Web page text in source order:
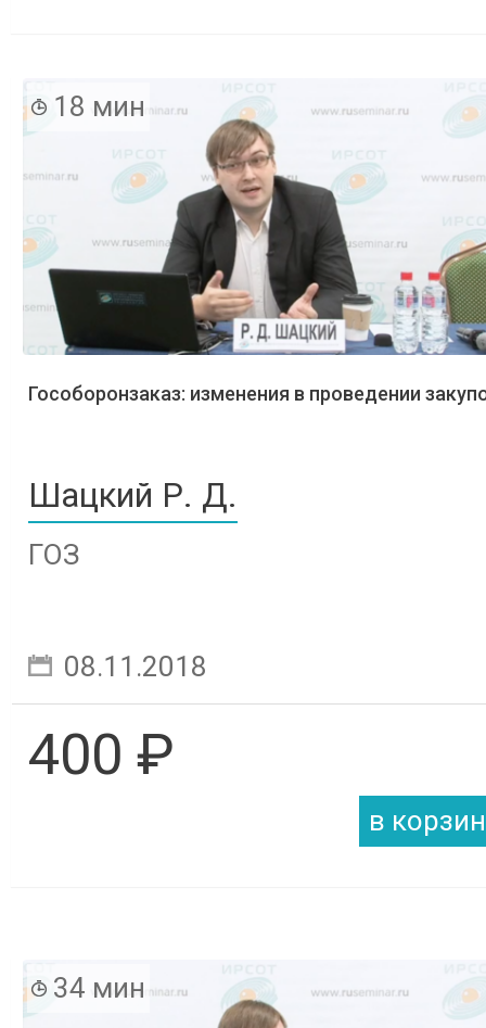
18 мин
Гособоронзаказ: изменения в проведении
Шацкий Р. Д.
ГОЗ
08.11.2018
400 ₽
34 мин